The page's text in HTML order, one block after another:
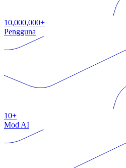
10,000,000+
Pengguna
10+
Mod AI